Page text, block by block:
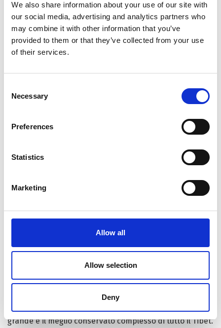
We also share information about your use of our site with
our social media, advertising and analytics partners who
may combine it with other information that you’ve
provided to them or that they’ve collected from your use
of their services.
Selection
Necessary
Preferences
Statistics
Marketing
Allow all
Allow selection
Deny
giallo, quest’ultimo a tenere anche lontani gli insetti, il
gioco è fatto – e il Palazzo può nuovamente risplendere.
Grazie a qualche piccolo strumento in più e a una
sempre migliore organizzazione, non più in un mese e
alba porta la mistura fatta in casa, chi la “lancia” dalle
tinge o spruzza appeso alle corde.
della sua sposa – la Principessa cinese Wencheng -, in
gran parte ricostruito nel 1645 per volontà delquinto
e seriamente rinnovato, consolidato e
restaurato negli ultimi 30 anni, il Potala rimane il più
grande e il meglio conservato complesso di tutto il Tibet.